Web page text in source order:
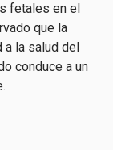
fetales en el
que la
a la salud del
conduce a un